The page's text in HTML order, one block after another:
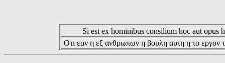
Si est ex hominibus consilium hoc aut opus
Οτι εαν η εξ ανθρωπων η βουλη αυτη η το εργον